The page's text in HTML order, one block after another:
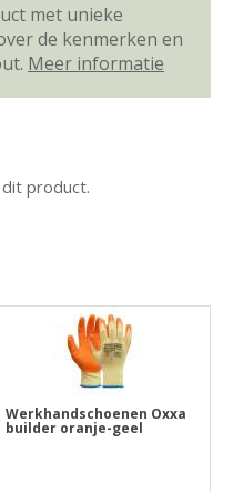
met unieke
de kenmerken en
Meer informatie
product.
Werkhandschoenen Oxxa
builder oranje-geel